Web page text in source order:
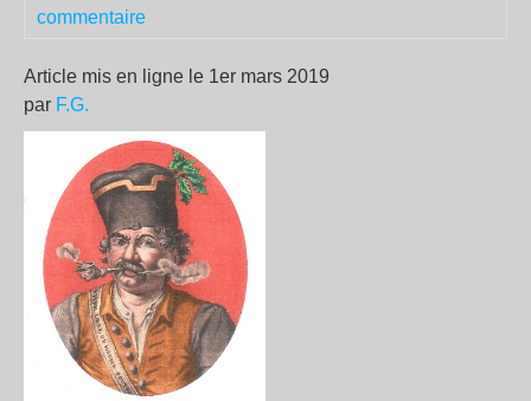
commentaire
Article mis en ligne le 1er mars 2019
par F.G.